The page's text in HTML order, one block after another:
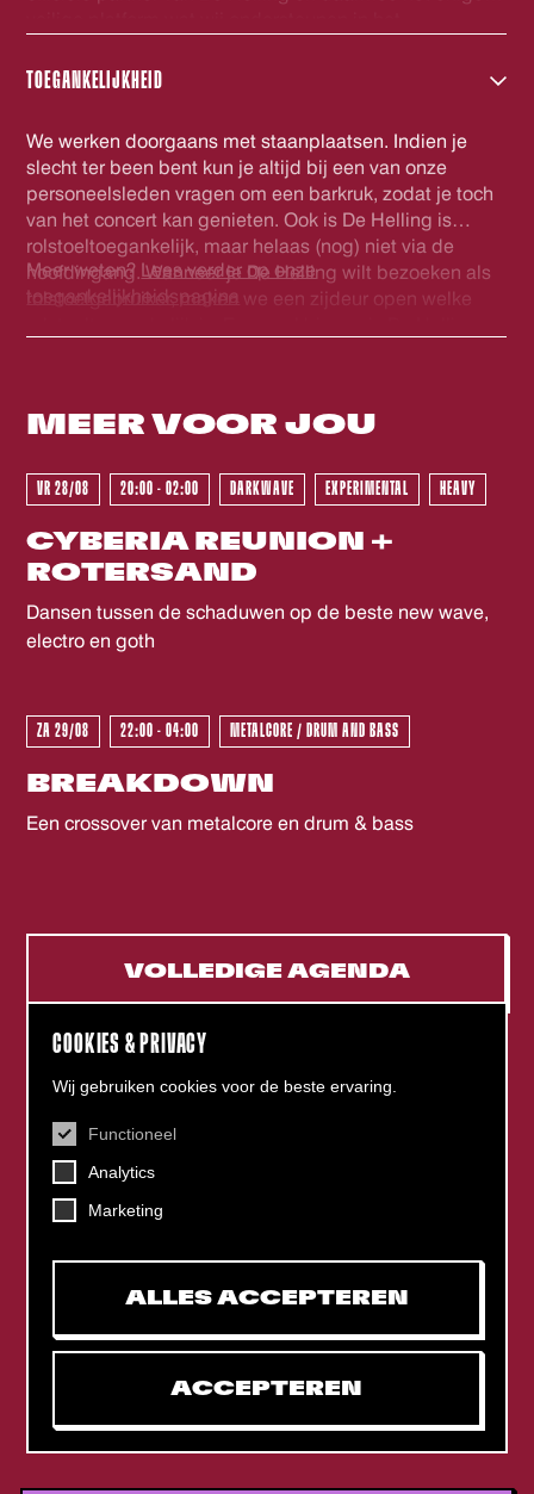
COOKIES & PRIVACY
Wij gebruiken cookies voor de beste ervaring.
Functioneel
Analytics
Marketing
ALLES ACCEPTEREN
ACCEPTEREN
TicketSwap worden verhandeld worden automatisch
plezier!
TOEGANKELIJKHEID
We werken doorgaans met staanplaatsen. Indien je
slecht ter been bent kun je altijd bij een van onze
personeelsleden vragen om een barkruk, zodat je toch
van het concert kan genieten. Ook is De Helling is
rolstoeltoegankelijk, maar helaas (nog) niet via de
hoofdingang. Wanneer je De Helling wilt bezoeken als
rolstoelgebruiker, maken we een zijdeur open welke
info@dehelling.nlof+31 (0)30 – 22 19 944
Meer weten? Lees verder op onze
toegankelijkheidspagina
MEER VOORJOU
VR 28/08 20:00 - 02:00 DARKWAVE EXPERIMENTAL HEAVY
CYBERIA REUNION +
ROTERSAND
Dansen tussen de schaduwen op de beste new wave,
electro en goth
ZA 29/08 22:00 - 04:00 METALCORE / DRUM AND BASS
BREAKDOWN
Een crossover van metalcore en drum & bass
VOLLEDIGE AGENDA
CONTACT
Helling 7, 3523 CB Utrecht
Toegankelijkheids­verklaringMijn tickets